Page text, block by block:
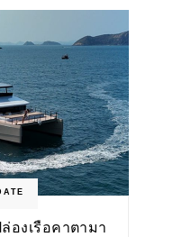
องเรือคาตามา